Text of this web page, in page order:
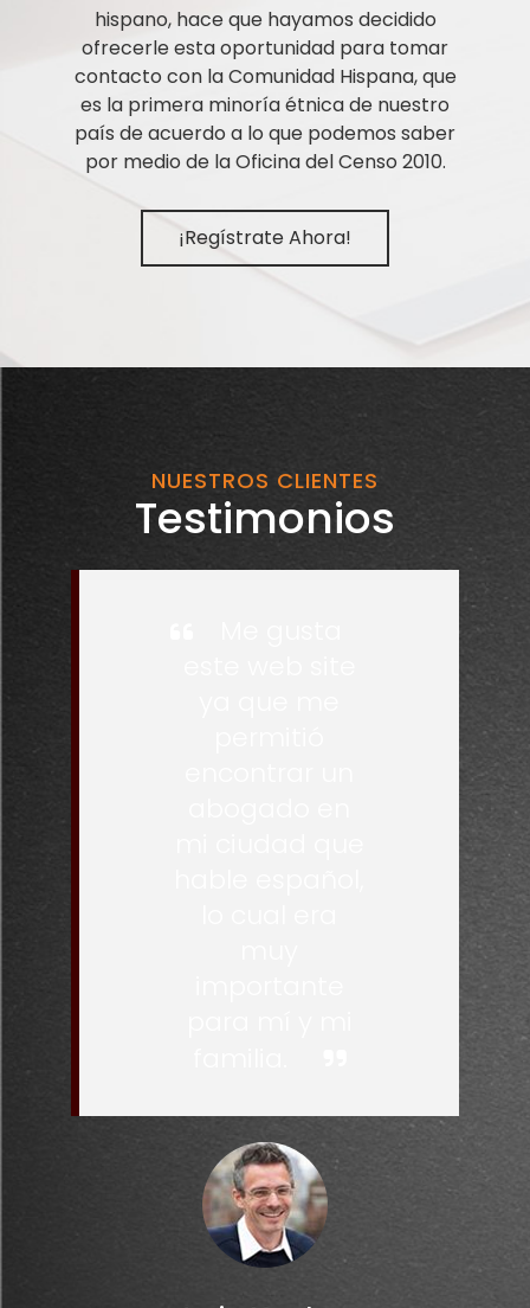
hispano, hace que hayamos decidido
ofrecerle esta oportunidad para tomar
contacto con la Comunidad Hispana, que
es la primera minoría étnica de nuestro
país de acuerdo a lo que podemos saber
por medio de la Oficina del Censo 2010.
¡Regístrate Ahora!
NUESTROS CLIENTES
Testimonios